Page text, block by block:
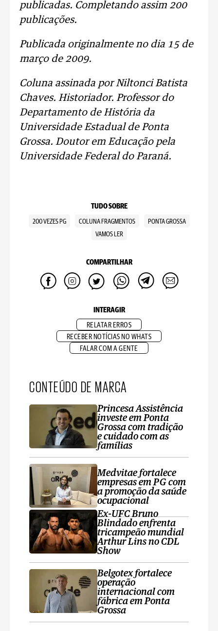
publicadas. Completando assim 200
publicações.
Publicada originalmente no dia 15 de
março de 2009.
Coluna assinada por Niltonci Batista
Chaves. Historiador. Professor do
Departamento de História da
Universidade Estadual de Ponta
Grossa. Doutor em Educação pela
Universidade Federal do Paraná.
TUDO SOBRE
200 VEZES PG COLUNA FRAGMENTOS
PONTA GROSSA
VAMOS LER
COMPARTILHAR
INTERAGIR
RELATAR ERROS
RECEBER NOTÍCIAS NO WHATS
FALAR COM A GENTE
CONTEÚDO DE MARCA
Princesa Assistência
investe em Ponta
Grossa com tradição
e cuidado com as
famílias
Medvitae fortalece
empresas em PG com
a promoção da saúde
ocupacional
Ex-UFC Bruno
Blindado enfrenta
tricampeão mundial
Arthur Lins no CDL
Show
Belgotex fortalece
operação
internacional com
fábrica em Ponta
Grossa